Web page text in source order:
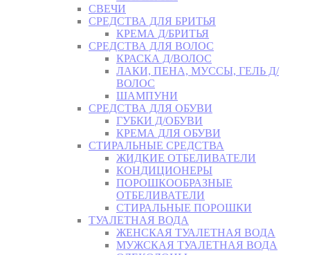
СВЕЧИ
СРЕДСТВА ДЛЯ БРИТЬЯ
КРЕМА Д/БРИТЬЯ
СРЕДСТВА ДЛЯ ВОЛОС
КРАСКА Д/ВОЛОС
ЛАКИ, ПЕНА, МУССЫ, ГЕЛЬ Д/
ВОЛОС
ШАМПУНИ
СРЕДСТВА ДЛЯ ОБУВИ
ГУБКИ Д/ОБУВИ
КРЕМА ДЛЯ ОБУВИ
СТИРАЛЬНЫЕ СРЕДСТВА
ЖИДКИЕ ОТБЕЛИВАТЕЛИ
КОНДИЦИОНЕРЫ
ПОРОШКООБРАЗНЫЕ
ОТБЕЛИВАТЕЛИ
СТИРАЛЬНЫЕ ПОРОШКИ
ТУАЛЕТНАЯ ВОДА
ЖЕНСКАЯ ТУАЛЕТНАЯ ВОДА
МУЖСКАЯ ТУАЛЕТНАЯ ВОДА